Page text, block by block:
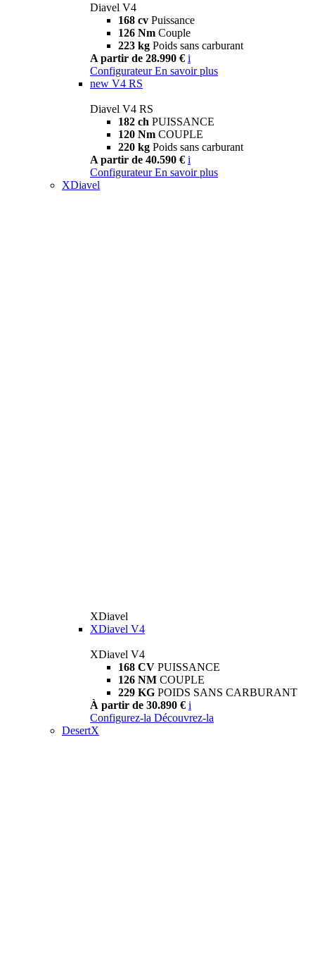
Diavel V4
168 cv Puissance
126 Nm Couple
223 kg Poids sans carburant
A partir de 28.990 € i
Configurateur En savoir plus
new V4 RS
Diavel V4 RS
182 ch PUISSANCE
120 Nm COUPLE
220 kg Poids sans carburant
A partir de 40.590 € i
Configurateur En savoir plus
XDiavel
XDiavel
XDiavel V4
XDiavel V4
168 CV PUISSANCE
126 NM COUPLE
229 KG POIDS SANS CARBURANT
À partir de 30.890 € i
Configurez-la Découvrez-la
DesertX